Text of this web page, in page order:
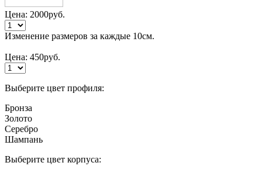
Цена: 2000руб.
Изменение размеров за каждые 10см.
Цена: 450руб.
Выберите цвет профиля:
Бронза
Золото
Серебро
Шампань
Выберите цвет корпуса: